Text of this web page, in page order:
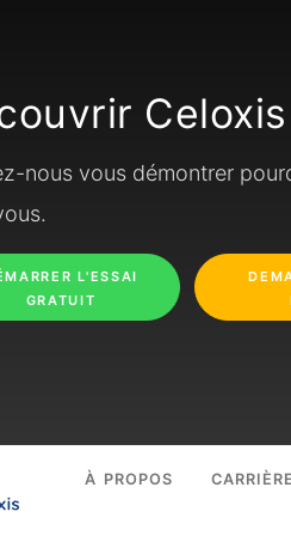
Celoxis
nous vous démontrer
L'ESSAI
GRATUIT
À PROPOS